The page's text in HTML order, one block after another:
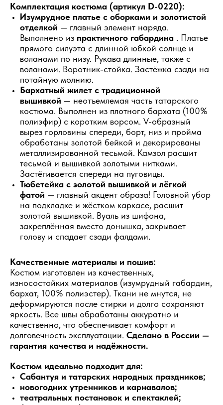
Комплектация костюма (артикул D-0220):
Изумрудное платье с оборками и золотистой
отделкой — главный элемент наряда.
Выполнено из практичного габардина . Платье
прямого силуэта с длинной юбкой солнце и
воланами по низу. Рукава длинные, также с
воланами. Воротник-стойка. Застёжка сзади на
потайную молнию.
Бархатный жилет с традиционной
вышивкой — неотъемлемая часть татарского
костюма. Выполнен из плотного бархата (100%
полиэфир) с коротким ворсом. V-образный
вырез горловины спереди, борт, низ и пройма
обработаны золотой бейкой и декорированы
металлизированной тесьмой. Камзол расшит
тесьмой и вышивкой золотыми нитками.
Застёгивается спереди на пуговицы.
Тюбетейка с золотой вышивкой и лёгкой
фатой — главный акцент образа! Головной убор
на подкладке и жёстком каркасе, расшит
золотой вышивкой. Вуаль из шифона,
закреплённая вместо донышка, закрывает
голову и спадает сзади фалдами.
Качественные материалы и пошив:
Костюм изготовлен из качественных,
износостойких материалов (изумрудный габардин,
бархат, 100% полиэстер). Ткани не мнутся, не
деформируются после стирки и долго сохраняют
яркость. Все швы обработаны аккуратно и
качественно, что обеспечивает комфорт и
долговечность эксплуатации. Сделано в России —
гарантия качества и надёжности.
Костюм идеально подходит для:
Сабантуя и татарских народных праздников;
новогодних утренников и карнавалов;
театральных постановок и спектаклей;